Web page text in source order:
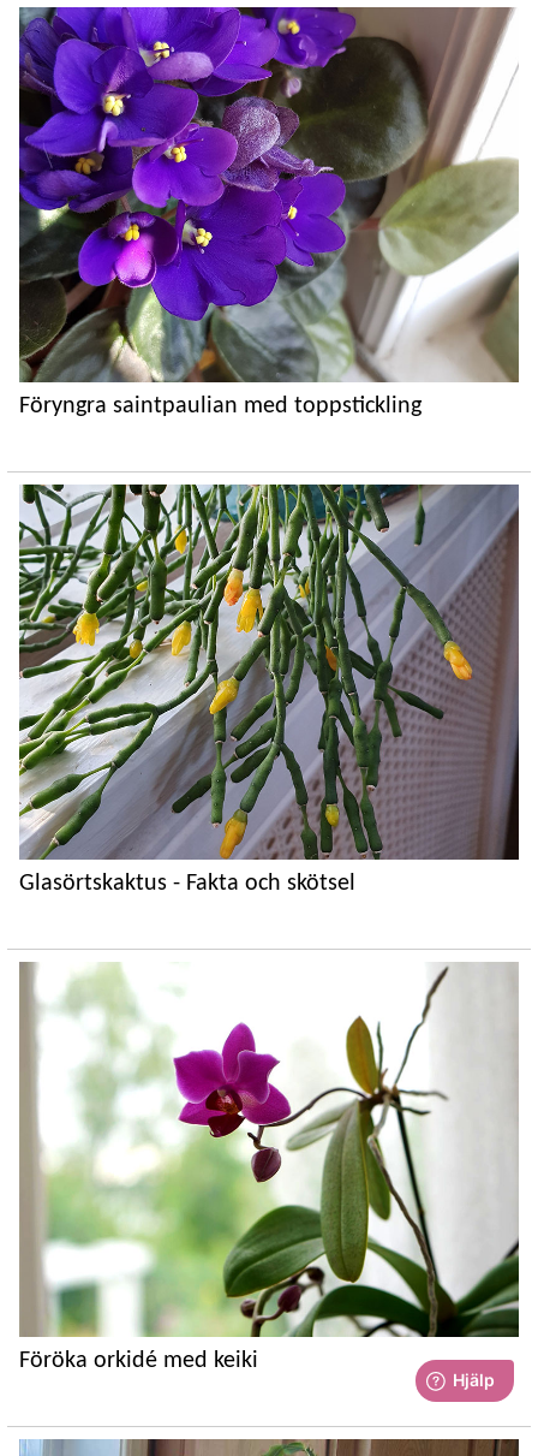
Föryngra saintpaulian med toppstickling
Glasörtskaktus - Fakta och skötsel
Föröka orkidé med keiki